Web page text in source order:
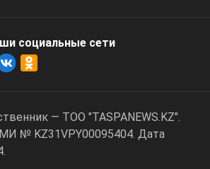
социальные cети
— ТОО "TASPANEWS.KZ".
№ KZ31VPY00095404. Дата